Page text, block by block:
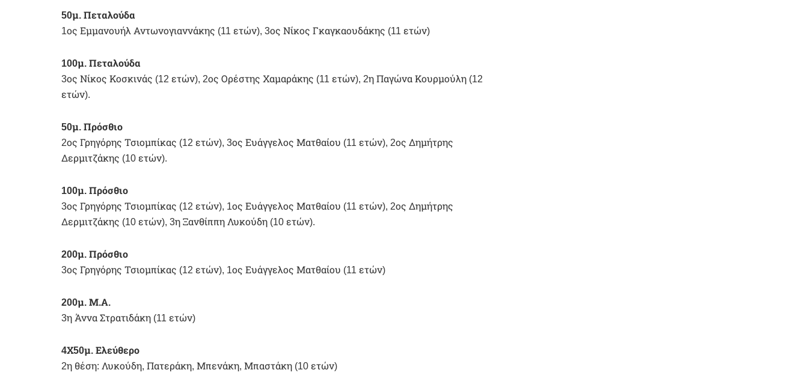
50μ. Πεταλούδα
1ος Εμμανουήλ Αντωνογιαννάκης (11 ετών), 3ος Νίκος Γκαγκαουδάκης (11 ετών)
100μ. Πεταλούδα
3ος Νίκος Κοσκινάς (12 ετών), 2ος Ορέστης Χαμαράκης (11 ετών), 2η Παγώνα Κουρμούλη (12
ετών).
50μ. Πρόσθιο
2ος Γρηγόρης Τσιομπίκας (12 ετών), 3ος Ευάγγελος Ματθαίου (11 ετών), 2ος Δημήτρης
Δερμιτζάκης (10 ετών).
100μ. Πρόσθιο
3ος Γρηγόρης Τσιομπίκας (12 ετών), 1ος Ευάγγελος Ματθαίου (11 ετών), 2ος Δημήτρης
Δερμιτζάκης (10 ετών), 3η Ξανθίππη Λυκούδη (10 ετών).
200μ. Πρόσθιο
3ος Γρηγόρης Τσιομπίκας (12 ετών), 1ος Ευάγγελος Ματθαίου (11 ετών)
200μ. Μ.Α.
3η Άννα Στρατιδάκη (11 ετών)
4Χ50μ. Ελεύθερο
2η θέση: Λυκούδη, Πατεράκη, Μπενάκη, Μπαστάκη (10 ετών)